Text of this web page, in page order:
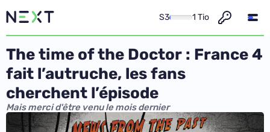
S3 1 Tio
The time of the Doctor : France 4
fait l’autruche, les fans
cherchent l’épisode
Mais merci d'être venu le mois dernier